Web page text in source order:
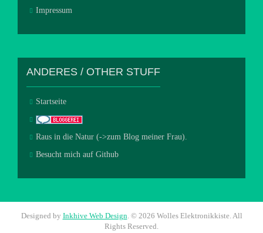
Impressum
ANDERES / OTHER STUFF
Startseite
Raus in die Natur (->zum Blog meiner Frau).
Besucht mich auf Github
Designed by Inkhive Web Design © 2026 Wolles Elektronikkiste. All
Rights Reserved.